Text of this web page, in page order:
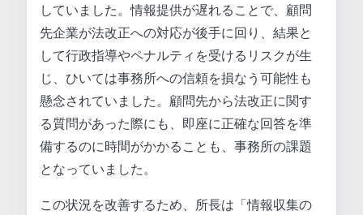
していました。情報提供が遅れることで、顧問
先企業が法改正への対応が後手に回り、結果と
して行政指導やペナルティを受けるリスクが生
じ、ひいては事務所への信頼を損なう可能性も
懸念されていました。顧問先から法改正に関す
る質問があった際にも、即座に正確な回答を準
備するのに時間がかかることも、事務所の課題
となっていました。
この状況を改善するため、所長は「情報収集の